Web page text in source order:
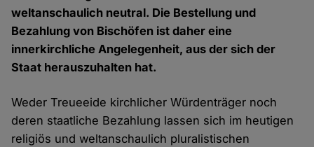
weltanschaulich neutral. Die Bestellung und
Bezahlung von Bischöfen ist daher eine
innerkirchliche Angelegenheit, aus der sich der
Staat herauszuhalten hat.
Weder Treueeide kirchlicher Würdenträger noch
deren staatliche Bezahlung lassen sich im heutigen
religiös und weltanschaulich pluralistischen